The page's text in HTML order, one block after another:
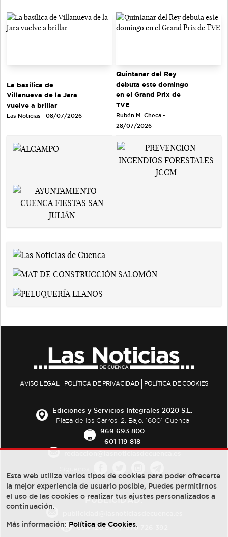
La basílica de
Villanueva de la Jara
vuelve a brillar
Las Noticias - 08/07/2026
Quintanar del Rey
debuta este domingo
en el Grand Prix de
TVE
Rubén M. Checa -
28/07/2026
AVISO LEGAL POLÍTICA DE PRIVACIDAD POLÍTICA DE COOKIES
Ediciones y Servicios Integrales 2020 S.L.
Plaza de los Carros, 2. Bajo. 16001 Cuenca
969 693 800
601 119 818
PUBLICIDAD:
684 126 573/670 726 392
Esta web utiliza varios tipos de cookies para poder ofrecerte
la mejor experiencia de usuario posible, Puedes permitirnos
el uso de las cookies o realizar tus ajustes personalizados a
continuación.
Más información: Política de Cookies.